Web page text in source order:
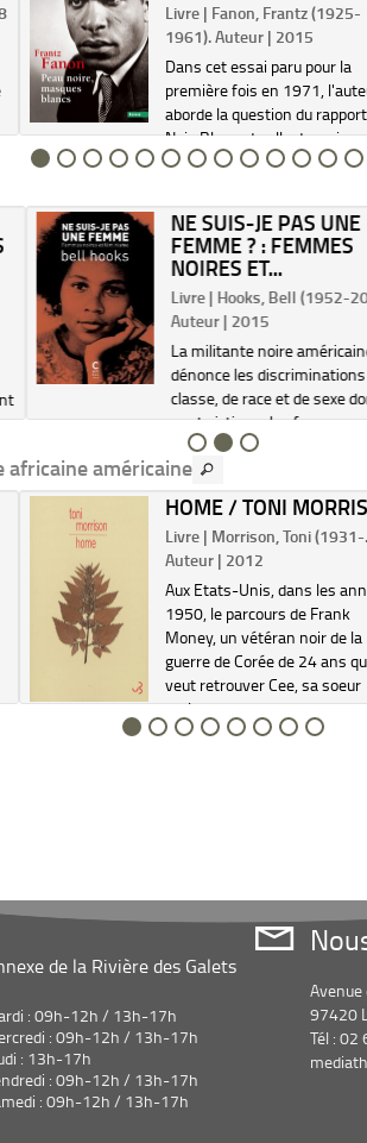
Livre | Fanon, Frantz (1925-
1961). Auteur | 2015
Dans cet essai paru pour la
première fois en 1971,
aborde la question du rapport
Noir-Blanc et celle du
malgré la décolonisation n'a
complexe de dépendance du
colonisé, d...
NE SUIS-JE PAS UNE
FEMME ? : FEMMES
NOIRES ET...
Livre | Hooks, Bell (1952-
Auteur | 2015
La militante noire
dénonce les
classe, de race et de sexe
sont victimes les femmes
Elle souligne également
de collaboration entre les
féminismes blancs et noirs
dépit des opp...
américaine
HOME / TONI
Livre | Morrison, Toni (1931-
Auteur | 2012
Aux Etats-Unis, dans les
1950, le parcours de Frank
Money, un vétéran noir de la
guerre de Corée de 24 ans
veut retrouver Cee, sa soeur
malade...
de la Rivière des Galets
: 09h-12h / 13h-17h
: 09h-12h / 13h-17h
: 13h-17h
: 09h-12h / 13h-17h
: 09h-12h / 13h-17h
97420
Tél : 02